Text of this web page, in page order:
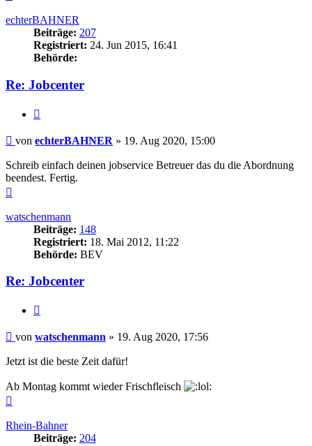
echterBAHNER
Beiträge: 207
Registriert: 24. Jun 2015, 16:41
Behörde:
Re: Jobcenter
Beitrag
von echterBAHNER » 19. Aug 2020, 15:00
Schreib einfach deinen jobservice Betreuer das du die Abordnung
beendest. Fertig.
watschenmann
Beiträge: 148
Registriert: 18. Mai 2012, 11:22
Behörde: BEV
Re: Jobcenter
Beitrag
von watschenmann » 19. Aug 2020, 17:56
Jetzt ist die beste Zeit dafür!
Ab Montag kommt wieder Frischfleisch
Rhein-Bahner
Beiträge: 204